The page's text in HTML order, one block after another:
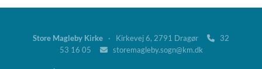
Store Magleby Kirke · Kirkevej 6, 2791 Dragør 
32
53 16 05
storemagleby.sogn@km.dk